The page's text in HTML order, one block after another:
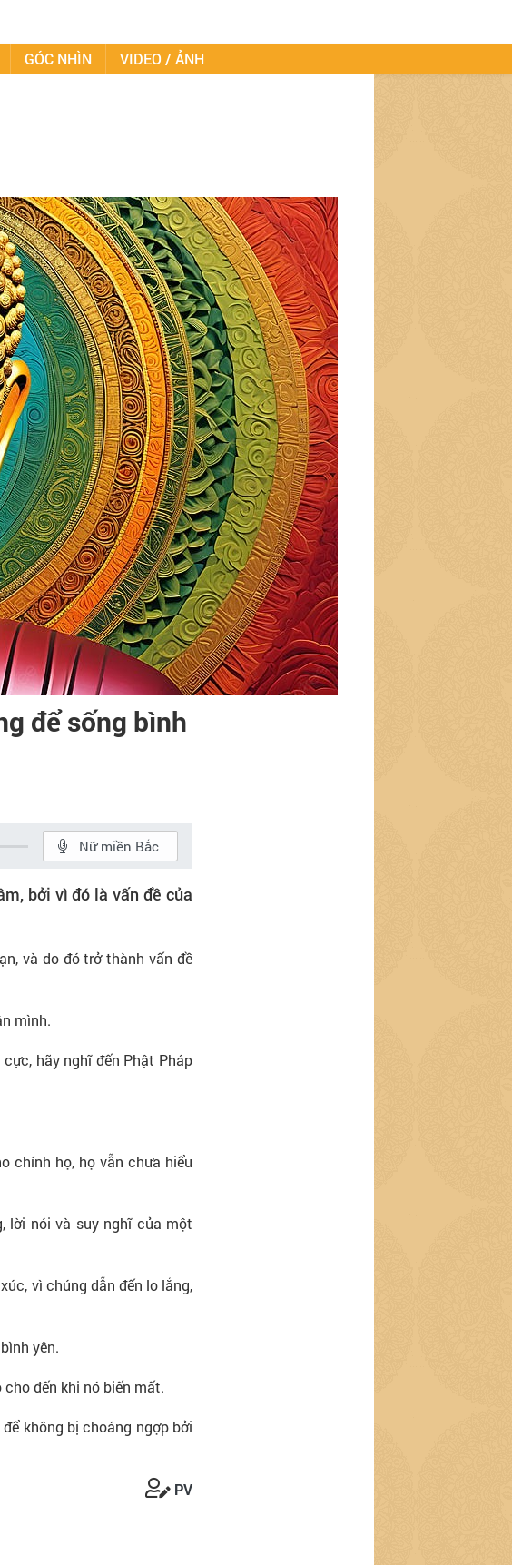
GÓC NHÌN VIDEO / ẢNH
để sống bình
Nữ miền Bắc
bởi vì đó là vấn đề của
và do đó trở thành vấn đề
mình.
hãy nghĩ đến Phật Pháp
chính họ, họ vẫn chưa hiểu
lời nói và suy nghĩ của một
vì chúng dẫn đến lo lắng,
yên.
đến khi nó biến mất.
không bị choáng ngợp bởi
PV